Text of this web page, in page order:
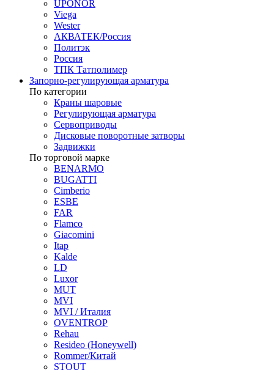
UPONOR
Viega
Wester
АКВАТЕК/Россия
Политэк
Россия
ТПК Татполимер
Запорно-регулирующая арматура
По категории
Краны шаровые
Регулирующая арматура
Сервоприводы
Дисковые поворотные затворы
Задвижки
По торговой марке
BENARMO
BUGATTI
Cimberio
ESBE
FAR
Flamco
Giacomini
Itap
Kalde
LD
Luxor
MUT
MVI
MVI / Италия
OVENTROP
Rehau
Resideo (Honeywell)
Rommer/Китай
STOUT